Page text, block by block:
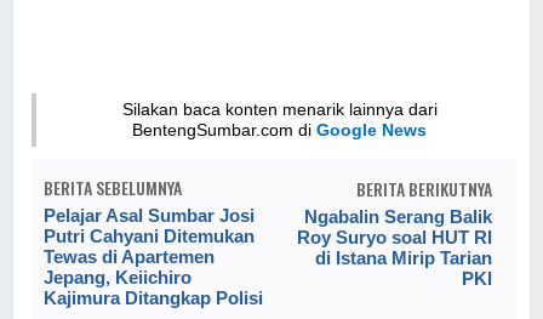
Silakan baca konten menarik lainnya dari
BentengSumbar.com diGoogle News
BERITA SEBELUMNYA
Pelajar Asal Sumbar Josi
Putri Cahyani Ditemukan
Tewas di Apartemen
Jepang, Keiichiro
Kajimura Ditangkap Polisi
BERITA BERIKUTNYA
Ngabalin Serang Balik
Roy Suryo soal HUT RI
di Istana Mirip Tarian
PKI